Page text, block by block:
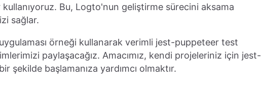
Bu, Logto'nun geliştirme sürecini aksama
sağlar.
örneği kullanarak verimli jest-puppeteer test
paylaşacağız. Amacımız, kendi projeleriniz için jest-
şekilde başlamanıza yardımcı olmaktır.